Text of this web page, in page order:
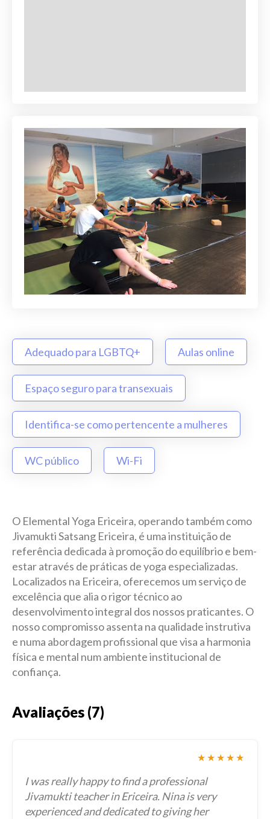
Adequado para LGBTQ+ Aulas online
Espaço seguro para transexuais
Identifica-se como pertencente a mulheres
WC público Wi-Fi
O Elemental Yoga Ericeira, operando também como
Jivamukti Satsang Ericeira, é uma instituição de
referência dedicada à promoção do equilíbrio e bem-
estar através de práticas de yoga especializadas.
Localizados na Ericeira, oferecemos um serviço de
excelência que alia o rigor técnico ao
desenvolvimento integral dos nossos praticantes. O
nosso compromisso assenta na qualidade instrutiva
e numa abordagem profissional que visa a harmonia
física e mental num ambiente institucional de
confiança.
Avaliações (7)
★★★★★
I was really happy to find a professional
Jivamukti teacher in Ericeira. Nina is very
experienced and dedicated to giving her